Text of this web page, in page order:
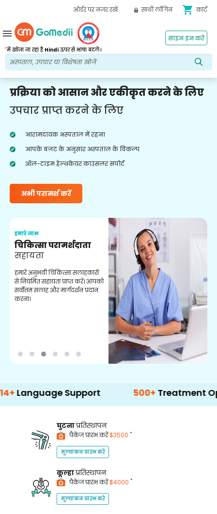
ऑर्डर पर नज़र रखें साथी लॉगिन shopping_cart कार्ट
*में खोजा जा रहा है Hindiऊपर से भाषा बदलें।
साइन इन करें
menu
प्रक्रिया को आसान और एकीकृत करने के लिए
उपचार प्राप्त करने के लिए
आरामदायक अस्पताल में रहना
आपके बजट के अनुसार अस्पताल के विकल्प
ऑल-टाइम हेल्थकेयर काउंसलर सपोर्ट
अभी परामर्श करें
हमारे लाभ
चिकित्सा परामर्शदाता
सहायता
हमारे अनुभवी चिकित्सा सलाहकारों
से नियमित सहायता प्राप्त करें। आपको
सर्वोत्तम सलाह और मार्गदर्शन प्रदान
करना।
Support 500+ Treatment Options
घुटनाप्रतिस्थापन
पैकेज प्रारंभ करें$3500 *
मूल्यांकन प्रारंभ करें
कूल्हाप्रतिस्थापन
पैकेज प्रारंभ करें$4000 *
मूल्यांकन प्रारंभ करें